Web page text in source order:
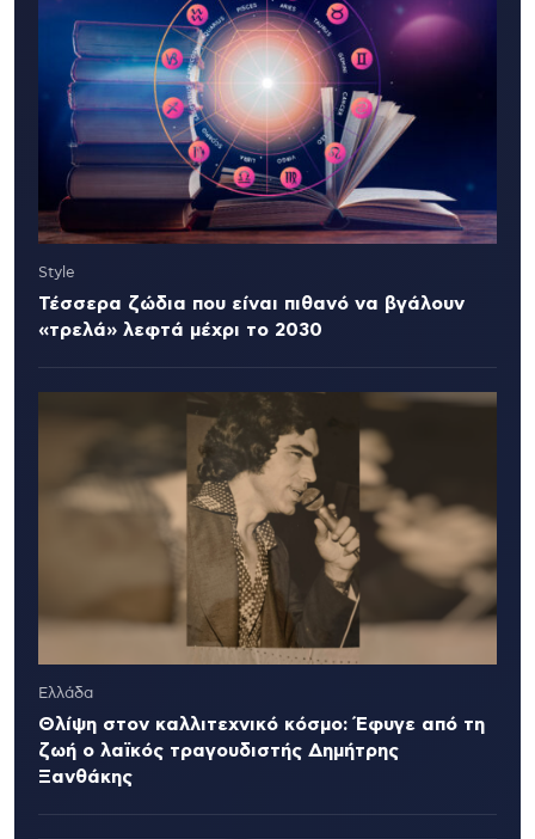
Style
Τέσσερα ζώδια που είναι πιθανό να βγάλουν
«τρελά» λεφτά μέχρι το 2030
Ελλάδα
Θλίψη στον καλλιτεχνικό κόσμο: Έφυγε από τη
ζωή ο λαϊκός τραγουδιστής Δημήτρης
Ξανθάκης